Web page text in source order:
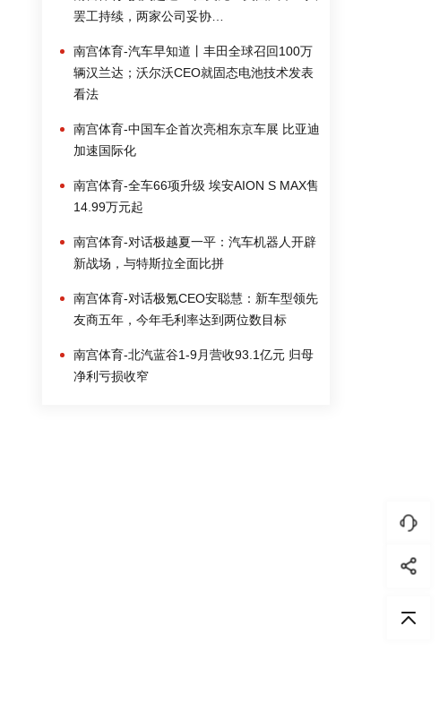
罢工持续，两家公司妥协…
南宫体育-汽车早知道丨丰田全球召回100万
辆汉兰达；沃尔沃CEO就固态电池技术发表
看法
南宫体育-中国车企首次亮相东京车展 比亚迪
加速国际化
南宫体育-全车66项升级 埃安AION S MAX售
14.99万元起
南宫体育-对话极越夏一平：汽车机器人开辟
新战场，与特斯拉全面比拼
南宫体育-对话极氪CEO安聪慧：新车型领先
友商五年，今年毛利率达到两位数目标
南宫体育-北汽蓝谷1-9月营收93.1亿元 归母
净利亏损收窄